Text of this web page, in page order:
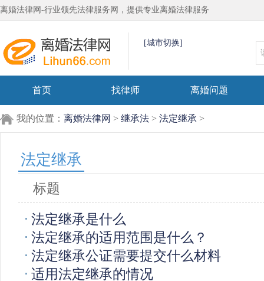
离婚法律网-行业领先法律服务网，提供专业离婚法律服务
[城市切换]
首页 找律师 离婚问题
我的位置： 离婚法律网 > 继承法 > 法定继承 >
法定继承
标题
法定继承是什么
法定继承的适用范围是什么？
法定继承公证需要提交什么材料
适用法定继承的情况